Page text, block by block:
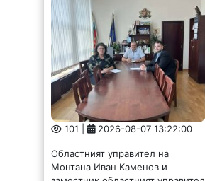
101 | 2026-08-07 13:22:00
Областният управител на
Монтана Иван Каменов и